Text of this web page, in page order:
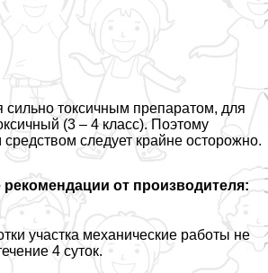
сильно токсичным препаратом, для
(3 – 4 класс). Поэтому
следует крайне осторожно.
от производителя:
участка механические работы не
4 суток.